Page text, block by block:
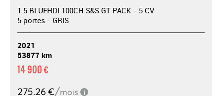
1.5 BLUEHDI 100CH S&S GT PACK - 5 CV
5 portes - GRIS
2021
53877 km
14 900 €